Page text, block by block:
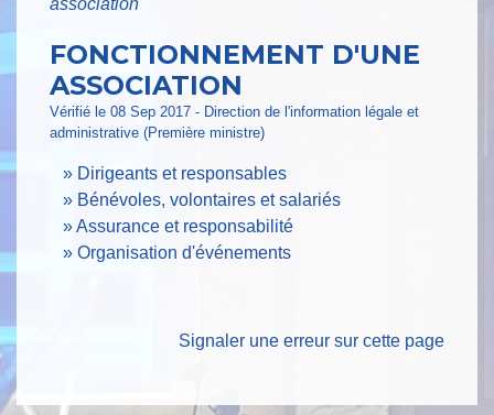
association
FONCTIONNEMENT D'UNE
ASSOCIATION
Vérifié le 08 Sep 2017 - Direction de l'information légale et
administrative (Première ministre)
Dirigeants et responsables
Bénévoles, volontaires et salariés
Assurance et responsabilité
Organisation d'événements
Signaler une erreur sur cette page